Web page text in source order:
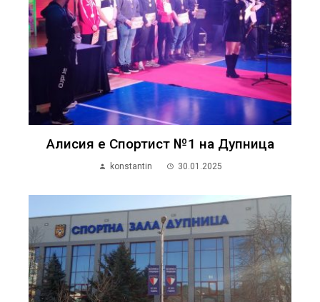
Алисия е Спортист №1 на Дупница
konstantin 30.01.2025